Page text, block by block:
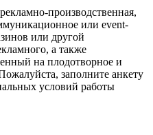
производственная,
или event-
или другой
а также
на плодотворное и
заполните анкету
условий работы